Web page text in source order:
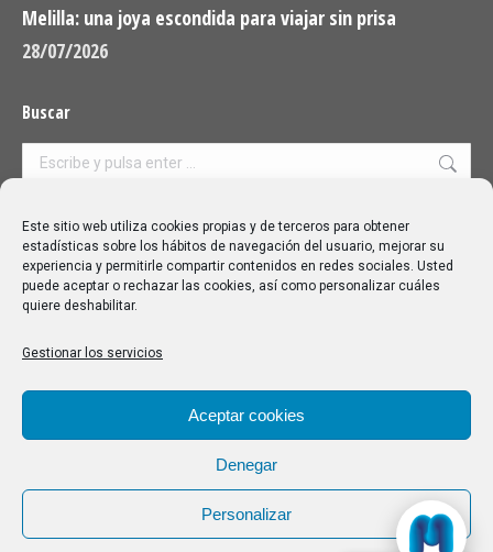
Este sitio web utiliza cookies propias y de terceros para obtener
estadísticas sobre los hábitos de navegación del usuario, mejorar su
experiencia y permitirle compartir contenidos en redes sociales. Usted
puede aceptar o rechazar las cookies, así como personalizar cuáles
quiere deshabilitar.
Gestionar los servicios
Aceptar cookies
Denegar
Personalizar
Melilla: una joya escondida para viajar sin prisa
28/07/2026
Buscar
Buscar:
Aviso Legal|Política de privacidad|Política de cookies